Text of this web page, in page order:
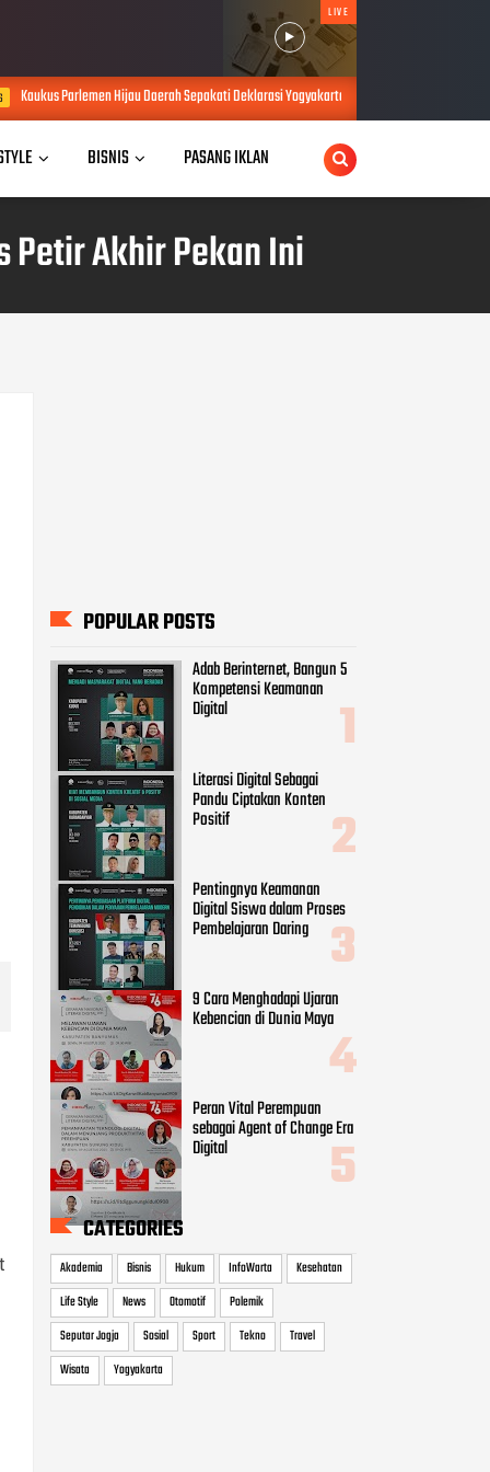
LIVE
Daerah Sepakati Deklarasi Yogyakarta, Rumuskan Sejumlah Solusi di Tengah Efisiensi
BISNIS PASANG IKLAN
Petir Akhir Pekan Ini
POPULAR POSTS
Adab Berinternet, Bangun 5
Kompetensi Keamanan
Digital
Literasi Digital Sebagai
Pandu Ciptakan Konten
Positif
Pentingnya Keamanan
Digital Siswa dalam Proses
Pembelajaran Daring
9 Cara Menghadapi Ujaran
Kebencian di Dunia Maya
Peran Vital Perempuan
sebagai Agent of Change Era
Digital
CATEGORIES
Akademia Bisnis Hukum InfoWarta
Kesehatan
Life Style
News Otomotif
Polemik
Seputar Jogja
Sosial Sport Tekno
Travel
Wisata
Yogyakarta